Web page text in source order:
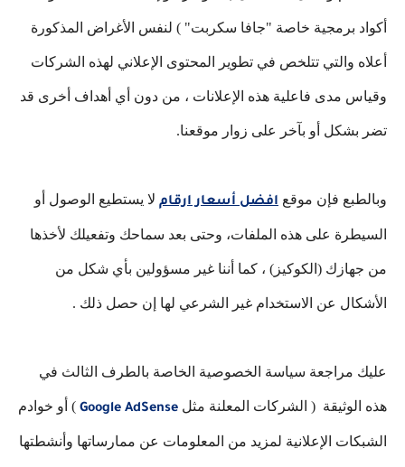
أكواد برمجية خاصة "جافا سكربت" ) لنفس الأغراض المذكورة
أعلاه والتي تتلخص في تطوير المحتوى الإعلاني لهذه الشركات
وقياس مدى فاعلية هذه الإعلانات ، من دون أي أهداف أخرى قد
تضر بشكل أو بآخر على زوار موقعنا.
وبالطبع فإن موقع افضل أسعار ارقام لا يستطيع الوصول أو
السيطرة على هذه الملفات، وحتى بعد سماحك وتفعيلك لأخذها
من جهازك (الكوكيز) ، كما أننا غير مسؤولين بأي شكل من
الأشكال عن الاستخدام غير الشرعي لها إن حصل ذلك .
عليك مراجعة سياسة الخصوصية الخاصة بالطرف الثالث في
هذه الوثيقة ( الشركات المعلنة مثل Google AdSense ) أو خوادم
الشبكات الإعلانية لمزيد من المعلومات عن ممارساتها وأنشطتها